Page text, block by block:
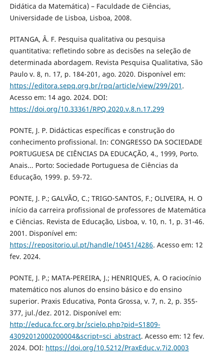
Didática da Matemática) – Faculdade de Ciências,
Universidade de Lisboa, Lisboa, 2008.
PITANGA, Â. F. Pesquisa qualitativa ou pesquisa
quantitativa: refletindo sobre as decisões na seleção de
determinada abordagem. Revista Pesquisa Qualitativa, São
Paulo v. 8, n. 17, p. 184-201, ago. 2020. Disponível em:
https://editora.sepq.org.br/rpq/article/view/299/201 .
Acesso em: 14 ago. 2024. DOI:
https://doi.org/10.33361/RPQ.2020.v.8.n.17.299
PONTE, J. P. Didácticas específicas e construção do
conhecimento profissional. In: CONGRESSO DA SOCIEDADE
PORTUGUESA DE CIÊNCIAS DA EDUCAÇÃO, 4., 1999, Porto.
Anais... Porto: Sociedade Portuguesa de Ciências da
Educação, 1999. p. 59-72.
PONTE, J. P.; GALVÃO, C.; TRIGO-SANTOS, F.; OLIVEIRA, H. O
início da carreira profissional de professores de Matemática
e Ciências. Revista de Educação, Lisboa, v. 10, n. 1, p. 31-46.
2001. Disponível em:
https://repositorio.ul.pt/handle/10451/4286. Acesso em: 12
fev. 2024.
PONTE, J. P.; MATA-PEREIRA, J.; HENRIQUES, A. O raciocínio
matemático nos alunos do ensino básico e do ensino
superior. Praxis Educativa, Ponta Grossa, v. 7, n. 2, p. 355-
377, jul./dez. 2012. Disponível em:
http://educa.fcc.org.br/scielo.php?pid=S1809-
43092012000200004&script=sci_abstract. Acesso em: 12 fev.
2024. DOI: https://doi.org/10.5212/PraxEduc.v.7i2.0003